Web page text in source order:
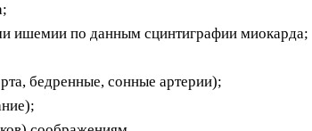
ишемии по данным сцинтиграфии миокарда;
бедренные, сонные артерии);